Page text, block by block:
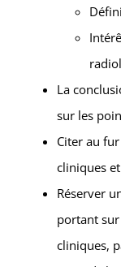
La
sur les
Citer au
cliniques
Réserver
portant
cliniques,